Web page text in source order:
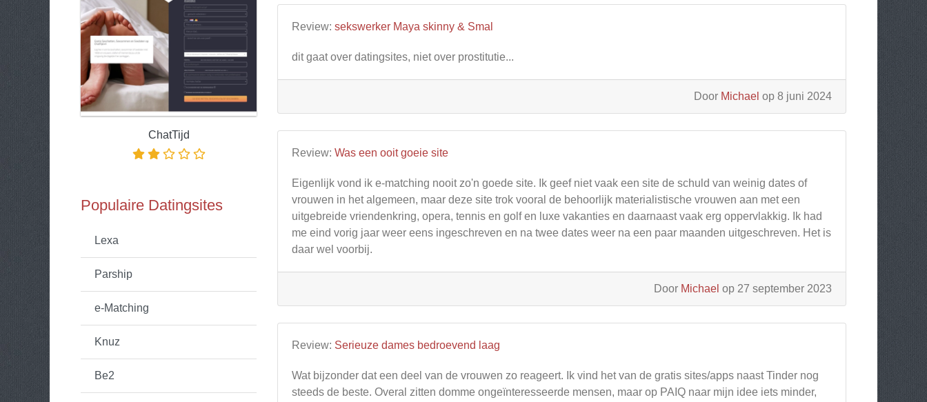
ChatTijd
Populaire Datingsites
Lexa
Parship
e-Matching
Knuz
Be2
Review: sekswerker Maya skinny & Smal
dit gaat over datingsites, niet over prostitutie...
Door Michael op 8 juni 2024
Review: Was een ooit goeie site
Eigenlijk vond ik e-matching nooit zo'n goede site. Ik geef niet vaak een site de schuld van weinig dates of
vrouwen in het algemeen, maar deze site trok vooral de behoorlijk materialistische vrouwen aan met een
uitgebreide vriendenkring, opera, tennis en golf en luxe vakanties en daarnaast vaak erg oppervlakkig. Ik had
me eind vorig jaar weer eens ingeschreven en na twee dates weer na een paar maanden uitgeschreven. Het is
daar wel voorbij.
Door Michael op 27 september 2023
Review: Serieuze dames bedroevend laag
Wat bijzonder dat een deel van de vrouwen zo reageert. Ik vind het van de gratis sites/apps naast Tinder nog
steeds de beste. Overal zitten domme ongeïnteresseerde mensen, maar op PAIQ naar mijn idee iets minder,